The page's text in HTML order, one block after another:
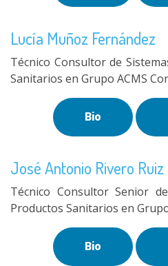
Lucía Muñoz Fernández
Técnico Consultor de
Sanitarios en Grupo ACMS
Bio
José Antonio Rivero Ruiz
Técnico Consultor Senior
Productos Sanitarios en
Bio